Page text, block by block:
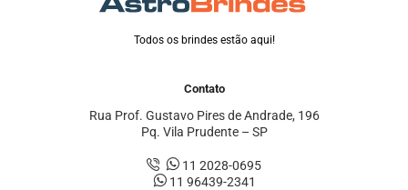
Todos os brindes estão aqui!
Contato
Rua Prof. Gustavo Pires de Andrade, 196
Pq. Vila Prudente – SP
11 2028-0695
11 96439-2341